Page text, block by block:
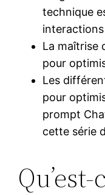
technique
interactions
La maîtrise
pour
Les
pour
prompt
cette série